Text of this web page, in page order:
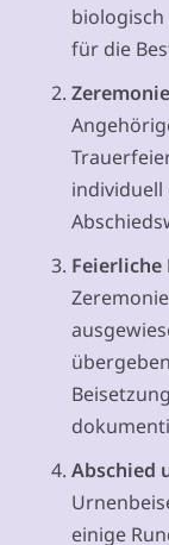
für die
individuell
Feierliche
Abschied
einige